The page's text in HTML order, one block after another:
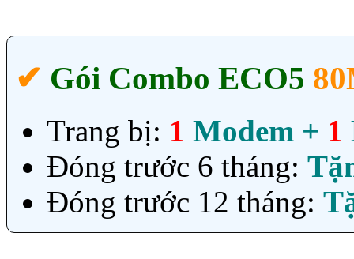
✔‎ Gói Combo ECO5
Trang bị: 1 Modem + 1
Đóng trước 6 tháng:
Đóng trước 12 tháng: